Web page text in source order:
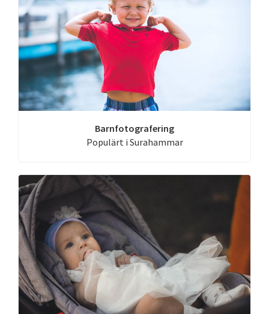
Barnfotografering
Populärt i Surahammar